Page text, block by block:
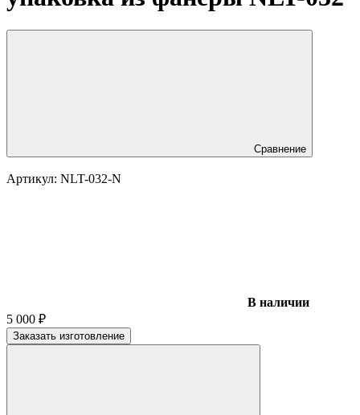
Сравнение
Артикул: NLT-032-N
В наличии
5 000 ₽
Заказать изготовление